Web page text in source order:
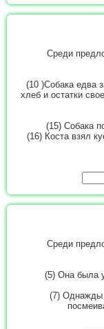
Среди
(10 )Собака едва
хлеб и остатки
(15) Собака
(16) Коста взял
Среди
(5) Она была
(7) Однажды